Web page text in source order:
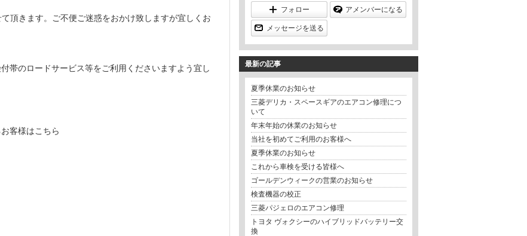
頂きます。ご不便ご迷惑をおかけ致しますが宜しくお
帯のロードサービス等をご利用くださいますよう宜し
客様はこちら
ン
フォロー アメンバーになる
メッセージを送る
最新の記事
夏季休業のお知らせ
三菱デリカ・スペースギアのエアコン修理につ
いて
年末年始の休業のお知らせ
当社を初めてご利用のお客様へ
夏季休業のお知らせ
これから車検を受ける皆様へ
ゴールデンウィークの営業のお知らせ
検査機器の校正
三菱パジェロのエアコン修理
トヨタ ヴォクシーのハイブリッドバッテリー交
換